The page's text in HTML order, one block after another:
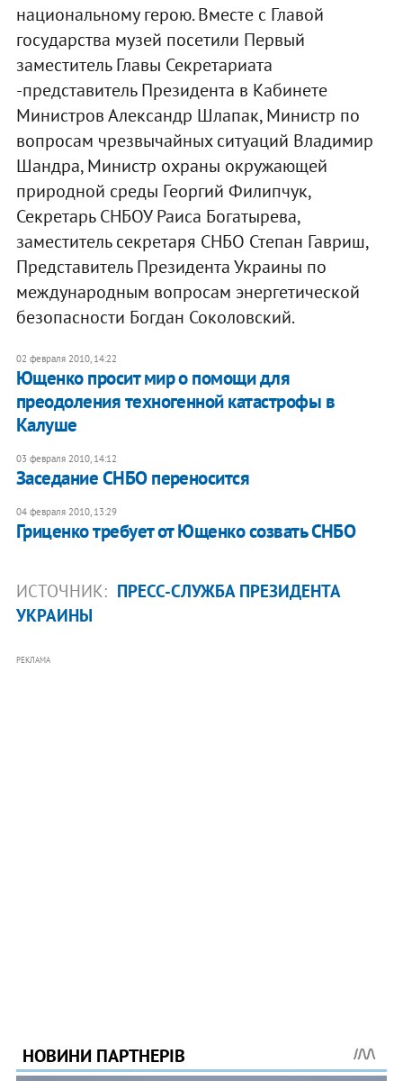
национальному герою. Вместе с Главой
государства музей посетили Первый
заместитель Главы Секретариата
-представитель Президента в Кабинете
Министров Александр Шлапак, Министр по
вопросам чрезвычайных ситуаций Владимир
Шандра, Министр охраны окружающей
природной среды Георгий Филипчук,
Секретарь СНБОУ Раиса Богатырева,
заместитель секретаря СНБО Степан Гавриш,
Представитель Президента Украины по
международным вопросам энергетической
безопасности Богдан Соколовский.
02 февраля 2010, 14:22
Ющенко просит мир о помощи для
преодоления техногенной катастрофы в
Калуше
03 февраля 2010, 14:12
Заседание СНБО переносится
04 февраля 2010, 13:29
Гриценко требует от Ющенко созвать СНБО
ИСТОЧНИК: ПРЕСС-СЛУЖБА ПРЕЗИДЕНТА
УКРАИНЫ
РЕКЛАМА